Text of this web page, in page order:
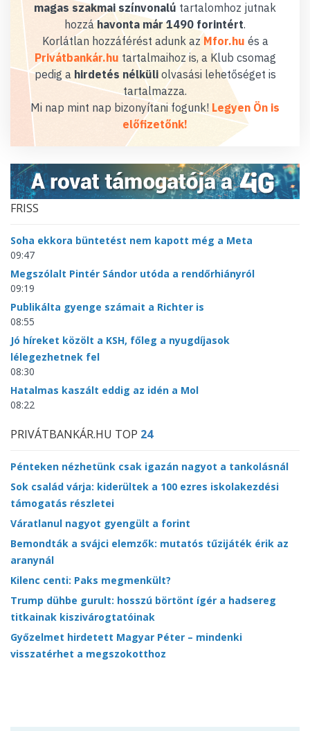
magas szakmai színvonalú tartalomhoz jutnak
hozzáhavonta már 1490 forintért.
Korlátlan hozzáférést adunk az Mfor.hu és a
Privátbankár.hu tartalmaihoz is, a Klub csomag
pedig a hirdetés nélküliolvasási lehetőséget is
tartalmazza.
Mi nap mint nap bizonyítani fogunk! Legyen Ön is
előfizetőnk!
FRISS
Soha ekkora büntetést nem kapott még a Meta
09:47
Megszólalt Pintér Sándor utóda a rendőrhiányról
09:19
Publikálta gyenge számait a Richter is
08:55
Jó híreket közölt a KSH, főleg a nyugdíjasok
lélegezhetnek fel
08:30
Hatalmas kaszált eddig az idén a Mol
08:22
PRIVÁTBANKÁR.HU TOP 24
Pénteken nézhetünk csak igazán nagyot a tankolásnál
Sok család várja: kiderültek a 100 ezres iskolakezdési
támogatás részletei
Váratlanul nagyot gyengült a forint
Bemondták a svájci elemzők: mutatós tűzijáték érik az
aranynál
Kilenc centi: Paks megmenkült?
Trump dühbe gurult: hosszú börtönt ígér a hadsereg
titkainak kiszivárogtatóinak
Győzelmet hirdetett Magyar Péter – mindenki
visszatérhet a megszokotthoz